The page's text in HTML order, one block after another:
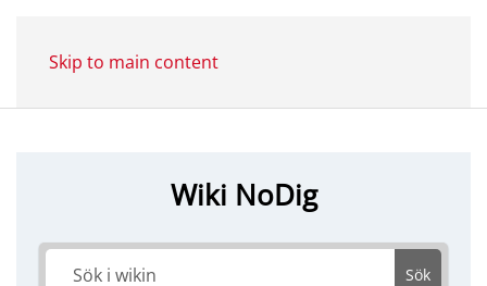
Skip to main content
Wiki NoDig
Sök